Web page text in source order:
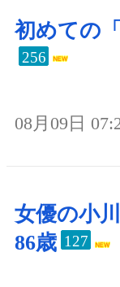
初めての
256
08月09日
女優の小
86歳 127